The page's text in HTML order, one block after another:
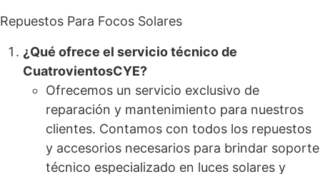
Repuestos Para Focos Solares
¿Qué ofrece el servicio técnico de
CuatrovientosCYE?
Ofrecemos un servicio exclusivo de
reparación y mantenimiento para nuestros
clientes. Contamos con todos los repuestos
y accesorios necesarios para brindar soporte
técnico especializado en luces solares y